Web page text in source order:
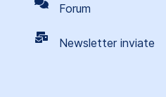
Forum
Newsletter inviate